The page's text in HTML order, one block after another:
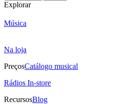
Explorar
Música
Na loja
PreçosCatálogo musical
Rádios In-store
RecursosBlog